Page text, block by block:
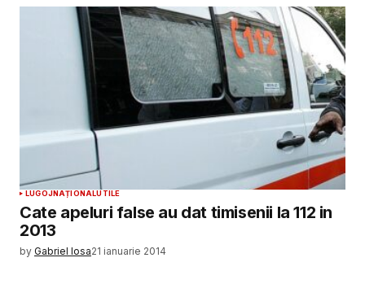
LUGOJNAȚIONALUTILE
Cate apeluri false au dat timisenii la 112 in
2013
by Gabriel Iosa21 ianuarie 2014